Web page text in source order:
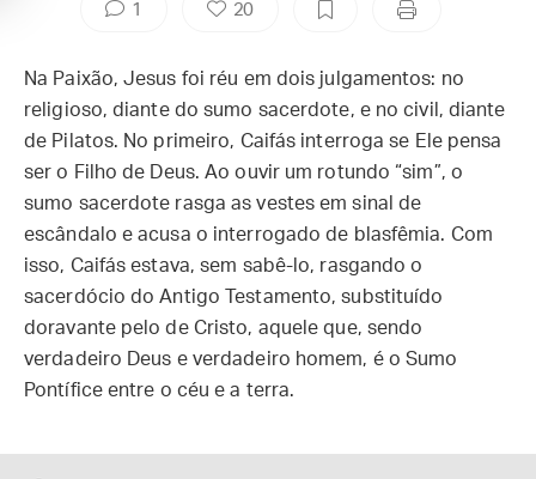
1 20
Na Paixão, Jesus foi réu em dois julgamentos: no
religioso, diante do sumo sacerdote, e no civil, diante
de Pilatos. No primeiro, Caifás interroga se Ele pensa
ser o Filho de Deus. Ao ouvir um rotundo “sim”, o
sumo sacerdote rasga as vestes em sinal de
escândalo e acusa o interrogado de blasfêmia. Com
isso, Caifás estava, sem sabê-lo, rasgando o
sacerdócio do Antigo Testamento, substituído
doravante pelo de Cristo, aquele que, sendo
verdadeiro Deus e verdadeiro homem, é o Sumo
Pontífice entre o céu e a terra.